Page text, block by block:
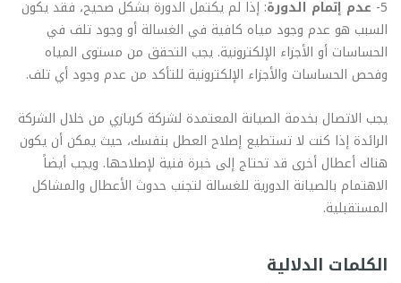
5- عدم إتمام الدورة: إذا لم يكتمل الدورة بشكل صحيح، فقد يكون
السبب هو عدم وجود مياه كافية في الغسالة أو وجود تلف في
الحساسات أو الأجزاء الإلكترونية. يجب التحقق من مستوى المياه
وفحص الحساسات والأجزاء الإلكترونية للتأكد من عدم وجود أي تلف.
يجب الاتصال بخدمة الصيانة المعتمدة لشركة كريازي من خلال الشركة
الرائدة إذا كنت لا تستطيع إصلاح العطل بنفسك، حيث يمكن أن يكون
هناك أعطال أخرى قد تحتاج إلى خبرة فنية لإصلاحها. ويجب أيضاً
الاهتمام بالصيانة الدورية للغسالة لتجنب حدوث الأعطال والمشاكل
المستقبلية.
الكلمات الدلالية